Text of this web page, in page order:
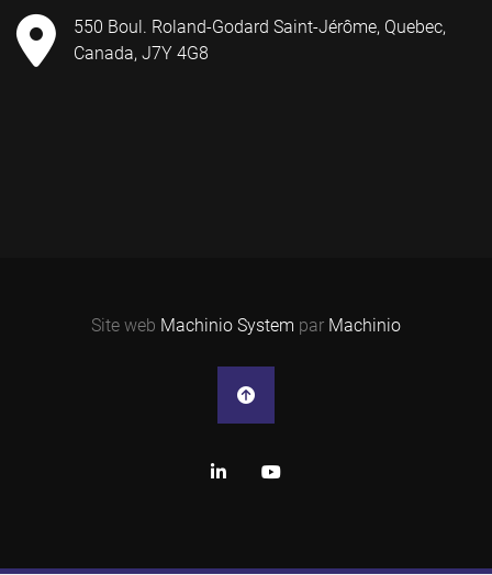
550 Boul. Roland-Godard Saint-Jérôme, Quebec,
Canada, J7Y 4G8
Site web Machinio System par Machinio
linkedinyoutube